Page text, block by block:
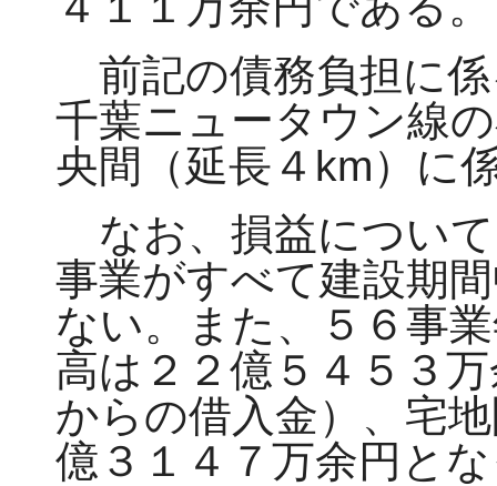
前記の債務負担に
千葉ニュータウン線
央間（延長４km）に
なお、損益につい
事業がすべて建設期
ない。また、５６事
高は２２億５４５３
からの借入金）、宅
億３１４７万余円と